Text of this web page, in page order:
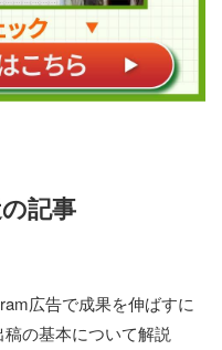
記事
広告で成果を伸ばすに
稿の基本について解説